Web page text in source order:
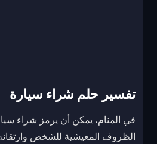
تفسير حلم شراء سيارة
في المنام، يمكن أن يرمز شراء
الظروف المعيشية للشخص وارتقائه